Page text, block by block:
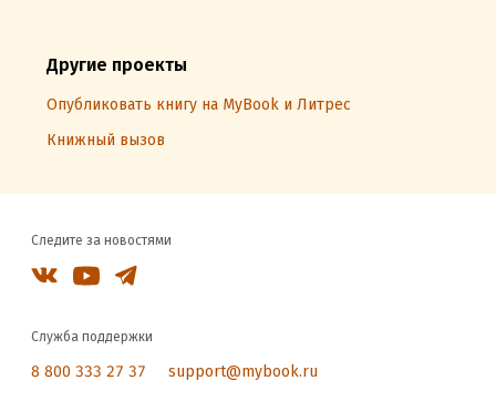
Другие проекты
Опубликовать книгу на MyBook и Литрес
Книжный вызов
Следите за новостями
Служба поддержки
8 800 333 27 37 support@mybook.ru